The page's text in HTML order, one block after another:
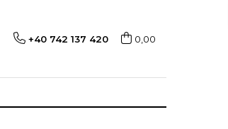
+40 742 137 420 0,00